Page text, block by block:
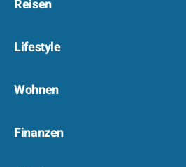
Reisen
Lifestyle
Wohnen
Finanzen